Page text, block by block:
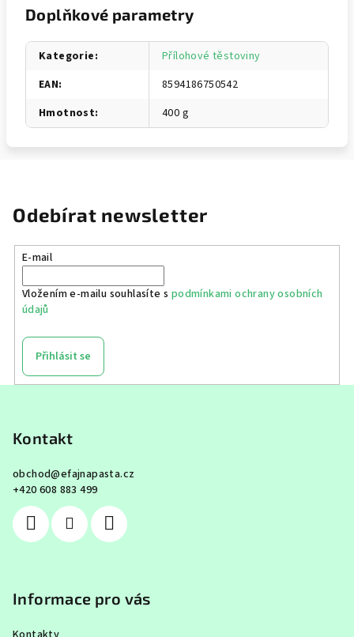
Doplňkové parametry
Kategorie:
Přílohové těstoviny
EAN:
8594186750542
Hmotnost: 400 g
Odebírat newsletter
E-mail
Vložením e-mailu souhlasíte s podmínkami ochrany osobních
údajů
Přihlásit se
Kontakt
obchod@efajnapasta.cz
+420 608 883 499
Informace pro vás